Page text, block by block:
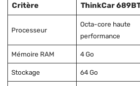
Critère ThinkCar
Processeur
Octa-core haute
performance
Mémoire RAM 4 Go
Stockage 64 Go